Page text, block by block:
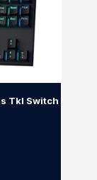
Tkl Switch